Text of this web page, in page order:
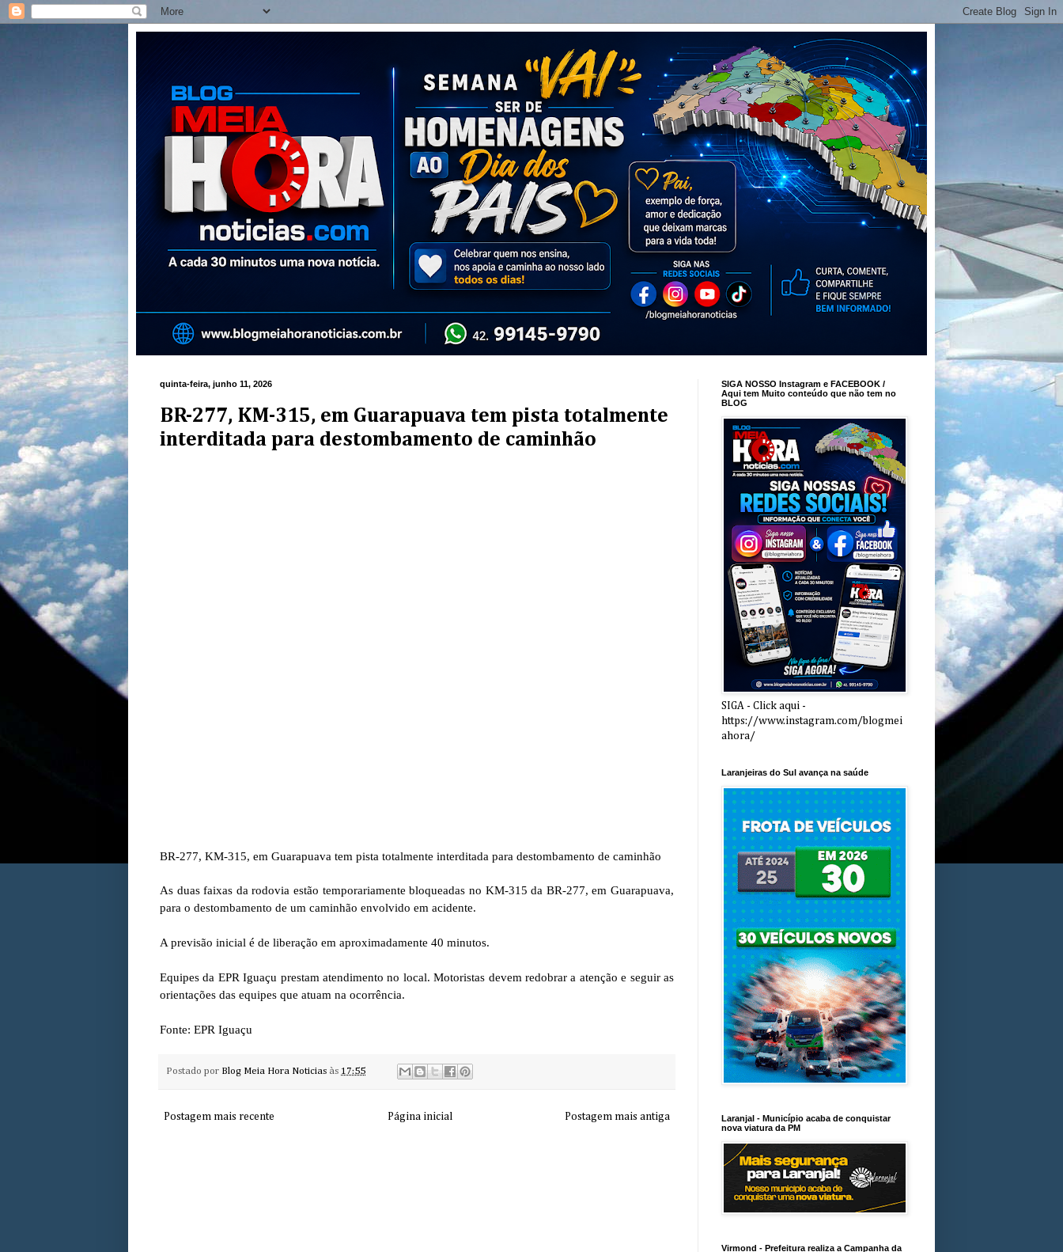
quinta-feira, junho 11, 2026
BR-277, KM-315, em Guarapuava tem pista totalmente
interditada para destombamento de caminhão
BR-277, KM-315, em Guarapuava tem pista totalmente interditada para destombamento de caminhão
As duas faixas da rodovia estão temporariamente bloqueadas no KM-315 da BR-277, em Guarapuava,
para o destombamento de um caminhão envolvido em acidente.
A previsão inicial é de liberação em aproximadamente 40 minutos.
Equipes da EPR Iguaçu prestam atendimento no local. Motoristas devem redobrar a atenção e seguir as
orientações das equipes que atuam na ocorrência.
Fonte: EPR Iguaçu
Postado por Blog Meia Hora Noticias às 17:55
Postagem mais recente Postagem mais antiga
Página inicial
SIGA NOSSO Instagram e FACEBOOK /
Aqui tem Muito conteúdo que não tem no
BLOG
SIGA - Click aqui -
https://www.instagram.com/blogmei
ahora/
Laranjeiras do Sul avança na saúde
Laranjal - Município acaba de conquistar
nova viatura da PM
Virmond - Prefeitura realiza a Campanha da